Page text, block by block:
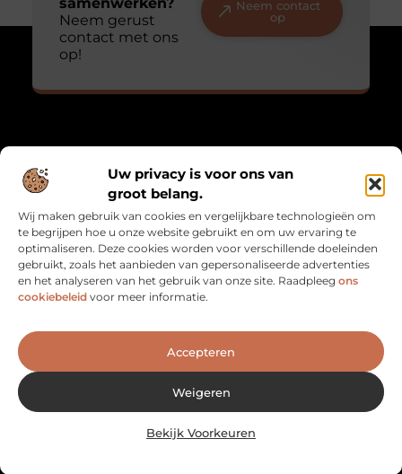
Uw privacy is voor ons van
groot belang.
Wij maken gebruik van cookies en vergelijkbare technologieën om
te begrijpen hoe u onze website gebruikt en om uw ervaring te
optimaliseren. Deze cookies worden voor verschillende doeleinden
gebruikt, zoals het aanbieden van gepersonaliseerde advertenties
en het analyseren van het gebruik van onze site. Raadpleeg ons
cookiebeleid voor meer informatie.
Accepteren
Weigeren
Bekijk Voorkeuren
Neem gerust
contact met ons
op!
Neem contact
op
“Waar logica en leven samenkomen.”
Mathmatch.nl combineert inzichten uit de wiskunde met
alledaagse reflecties. Een unieke verzameling blogs voor
denkers, dromers en doeners.
Bericht categorie
Website index Cookiebeleid (EU)